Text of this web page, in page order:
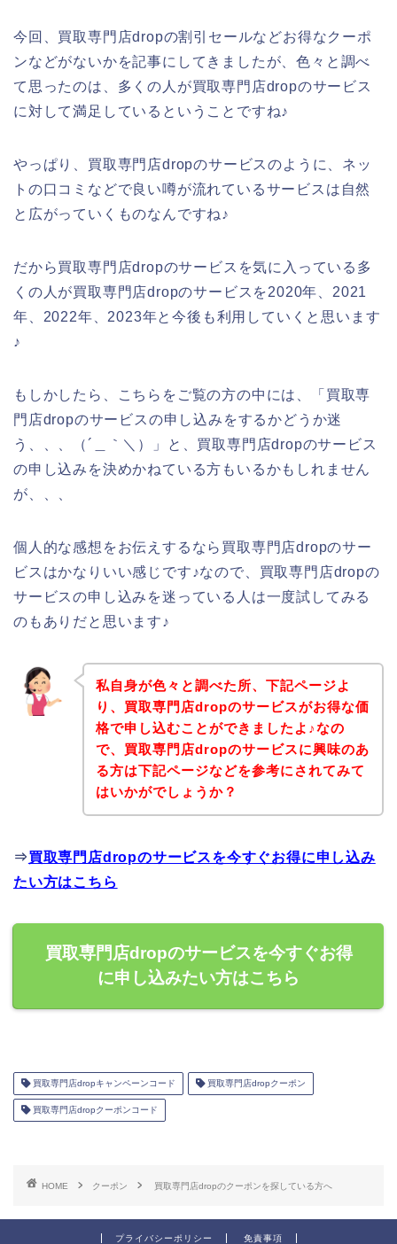
今回、買取専門店dropの割引セールなどお得なクーポ
ンなどがないかを記事にしてきましたが、色々と調べ
て思ったのは、多くの人が買取専門店dropのサービス
に対して満足しているということですね♪
やっぱり、買取専門店dropのサービスのように、ネッ
トの口コミなどで良い噂が流れているサービスは自然
と広がっていくものなんですね♪
だから買取専門店dropのサービスを気に入っている多
くの人が買取専門店dropのサービスを2020年、2021
年、2022年、2023年と今後も利用していくと思います
♪
もしかしたら、こちらをご覧の方の中には、「買取専
門店dropのサービスの申し込みをするかどうか迷
う、、、（´＿｀＼）」と、買取専門店dropのサービス
の申し込みを決めかねている方もいるかもしれません
が、、、
個人的な感想をお伝えするなら買取専門店dropのサー
ビスはかなりいい感じです♪なので、買取専門店dropの
サービスの申し込みを迷っている人は一度試してみる
のもありだと思います♪
私自身が色々と調べた所、下記ページよ
り、買取専門店dropのサービスがお得な価
格で申し込むことができましたよ♪なの
で、買取専門店dropのサービスに興味のあ
る方は下記ページなどを参考にされてみて
はいかがでしょうか？
⇒買取専門店dropのサービスを今すぐお得に申し込み
たい方はこちら
買取専門店dropのサービスを今すぐお得
に申し込みたい方はこちら
買取専門店dropキャンペーンコード 買取専門店dropクーポン
買取専門店dropクーポンコード
HOME クーポン 買取専門店dropのクーポンを探している方へ
プライバシーポリシー 免責事項